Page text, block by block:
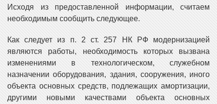
Исходя из предоставленной информации, считаем
необходимым сообщить следующее.
Как следует из п. 2 ст. 257 НК РФ модернизацией
являются работы, необходимость которых вызвана
изменениями в технологическом, служебном
назначении оборудования, здания, сооружения, иного
объекта основных средств, подлежащих амортизации,
другими новыми качествами объекта основных